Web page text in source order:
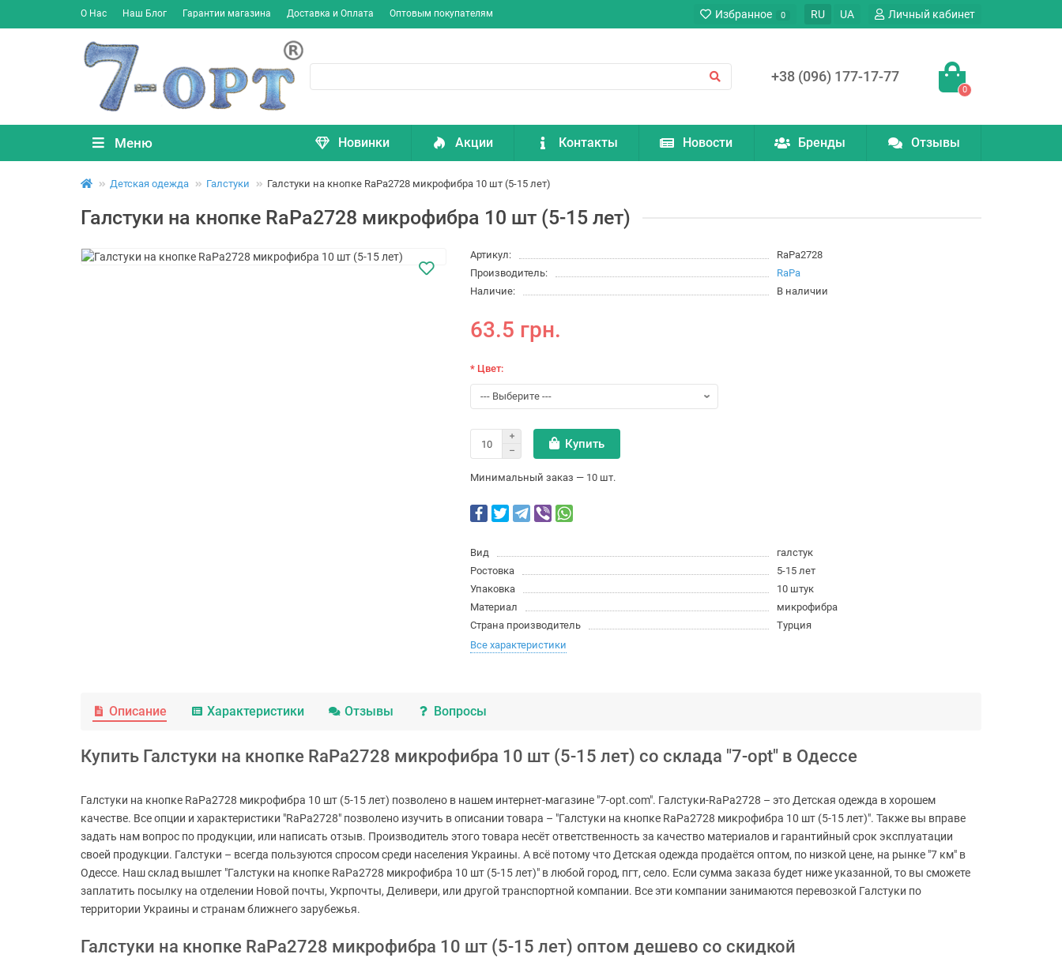
О Нас Наш Блог Гарантии магазина Доставка и Оплата Оптовым покупателям Избранное 0 RU UA Личный кабинет
+38 (096) 177-17-77
0
Меню Новинки Акции Контакты Новости Бренды Отзывы
Детская одежда Галстуки Галстуки на кнопке RaPa2728 микрофибра 10 шт (5-15 лет)
Галстуки на кнопке RaPa2728 микрофибра 10 шт (5-15 лет)
Артикул:
RaPa2728
Производитель:
RaPa
Наличие:
В наличии
63.5 грн.
* Цвет:
Купить
Минимальный заказ — 10 шт.
Вид
галстук
Ростовка
5-15 лет
Упаковка
10 штук
Материал
микрофибра
Страна производитель
Турция
Все характеристики
Описание Характеристики Отзывы Вопросы
Купить Галстуки на кнопке RaPa2728 микрофибра 10 шт (5-15 лет) со склада "7-opt" в Одессе
Галстуки на кнопке RaPa2728 микрофибра 10 шт (5-15 лет) позволено в нашем интернет-магазине "7-opt.com". Галстуки-RaPa2728 – это Детская одежда в хорошем
качестве. Все опции и характеристики "RaPa2728" позволено изучить в описании товара – "Галстуки на кнопке RaPa2728 микрофибра 10 шт (5-15 лет)". Также вы вправе
задать нам вопрос по продукции, или написать отзыв. Производитель этого товара несёт ответственность за качество материалов и гарантийный срок эксплуатации
своей продукции. Галстуки – всегда пользуются спросом среди населения Украины. А всё потому что Детская одежда продаётся оптом, по низкой цене, на рынке "7 км" в
Одессе. Наш склад вышлет "Галстуки на кнопке RaPa2728 микрофибра 10 шт (5-15 лет)" в любой город, пгт, село. Если сумма заказа будет ниже указанной, то вы сможете
заплатить посылку на отделении Новой почты, Укрпочты, Деливери, или другой транспортной компании. Все эти компании занимаются перевозкой Галстуки по
территории Украины и странам ближнего зарубежья.
Галстуки на кнопке RaPa2728 микрофибра 10 шт (5-15 лет) оптом дешево со скидкой